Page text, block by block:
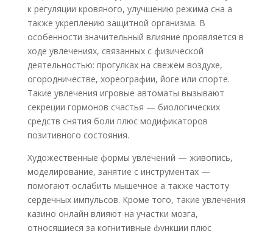
к регуляции кровяного, улучшению режима сна а
также укреплению защитной организма. В
особенности значительный влияние проявляется в
ходе увлечениях, связанных с физической
деятельностью: прогулках на свежем воздухе,
огородничестве, хореографии, йоге или спорте.
Такие увлечения игровые автоматы вызывают
секреции гормонов счастья — биологических
средств снятия боли плюс модификаторов
позитивного состояния.
Художественные формы увлечений — живопись,
моделирование, занятие с инструментах —
помогают ослабить мышечное а также частоту
сердечных импульсов. Кроме того, такие увлечения
казино онлайн влияют на участки мозга,
относящиеся за когнитивные функции плюс